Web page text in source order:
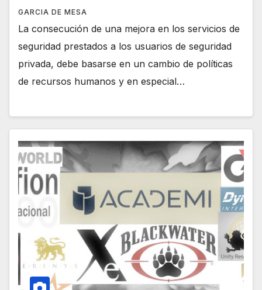
GARCIA DE MESA
La consecución de una mejora en los servicios de
seguridad prestados a los usuarios de seguridad
privada, debe basarse en un cambio de políticas
de recursos humanos y en especial…